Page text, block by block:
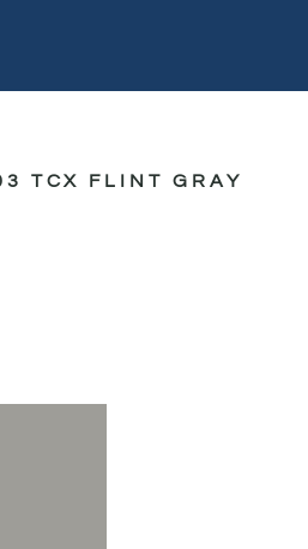
TCX FLINT GRAY